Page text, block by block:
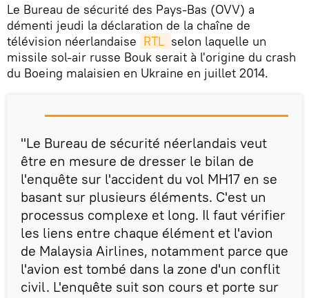
Le Bureau de sécurité des Pays-Bas (OVV) a
démenti jeudi la déclaration de la chaîne de
télévision néerlandaise RTL selon laquelle un
missile sol-air russe Bouk serait à l'origine du crash
du Boeing malaisien en Ukraine en juillet 2014.
"Le Bureau de sécurité néerlandais veut
être en mesure de dresser le bilan de
l'enquête sur l'accident du vol MH17 en se
basant sur plusieurs éléments. C'est un
processus complexe et long. Il faut vérifier
les liens entre chaque élément et l'avion
de Malaysia Airlines, notamment parce que
l'avion est tombé dans la zone d'un conflit
civil. L'enquête suit son cours et porte sur